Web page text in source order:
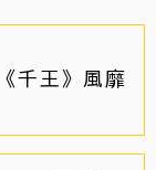
千王》風靡